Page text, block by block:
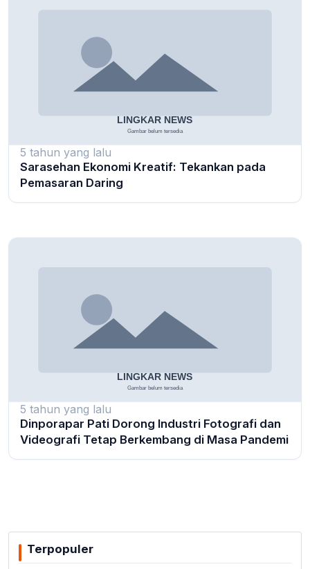
5 tahun yang lalu
Sarasehan Ekonomi Kreatif: Tekankan pada
Pemasaran Daring
5 tahun yang lalu
Dinporapar Pati Dorong Industri Fotografi dan
Videografi Tetap Berkembang di Masa Pandemi
Terpopuler